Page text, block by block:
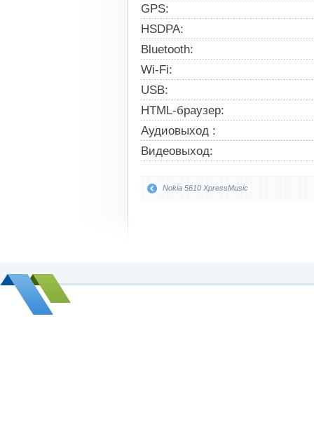
GPS:
HSDPA:
Bluetooth:
Wi-Fi:
USB:
HTML-браузер:
Аудиовыход :
Видеовыход:
Nokia 5610 XpressMusic